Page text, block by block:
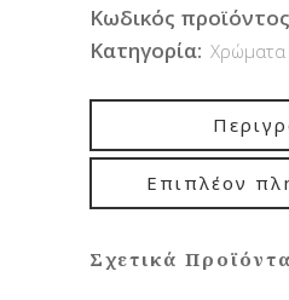
Κωδικός
Κατηγορία: Χρώματα
Επιπλέον
Σχετικά Προϊόντα